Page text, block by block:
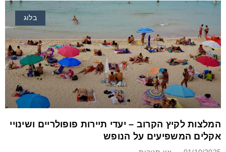
בלוג
המלצות לקיץ הקרוב – יעדי תיירות פופולריים ושינויי
אקלים המשפיעים על הנופש